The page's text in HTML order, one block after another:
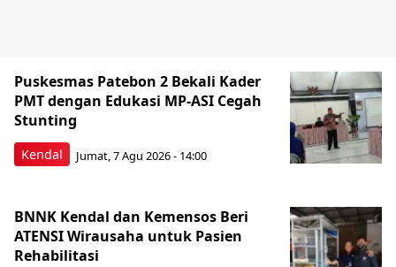
Kendal
Puskesmas Patebon 2 Bekali Kader
PMT dengan Edukasi MP-ASI Cegah
Stunting
Jumat, 7 Agu 2026 - 14:00
BNNK Kendal dan Kemensos Beri
ATENSI Wirausaha untuk Pasien
Rehabilitasi